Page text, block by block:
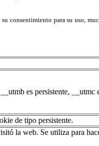
para su uso,
es persistente, __utmc
de tipo persistente.
la web. Se utiliza para